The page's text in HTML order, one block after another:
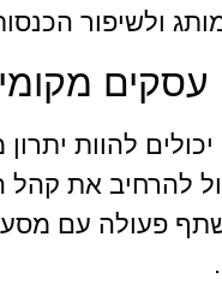
ולשיפור
עסקים
להוות
להרחיב את קהל
פעולה עם